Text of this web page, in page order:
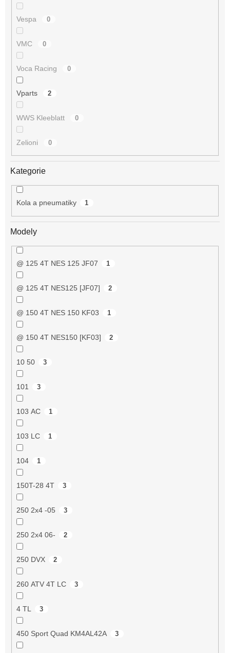
Vespa 0
VMC 0
Voca Racing 0
Vparts 2
WWS Kleeblatt 0
Zelioni 0
Kategorie
Kola a pneumatiky 1
Modely
@ 125 4T NES 125 JF07 1
@ 125 4T NES125 [JF07] 2
@ 150 4T NES 150 KF03 1
@ 150 4T NES150 [KF03] 2
10 50 3
101 3
103 AC 1
103 LC 1
104 1
150T-28 4T 3
250 2x4 -05 3
250 2x4 06- 2
250 DVX 2
260 ATV 4T LC 3
4 TL 3
450 Sport Quad KM4AL42A 3